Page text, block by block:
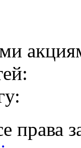
права